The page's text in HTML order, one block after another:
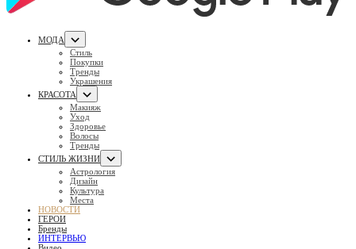
МОДА
Стиль
Покупки
Тренды
Украшения
КРАСОТА
Макияж
Уход
Здоровье
Волосы
Тренды
СТИЛЬ ЖИЗНИ
Астрология
Дизайн
Культура
Места
НОВОСТИ
ГЕРОИ
Бренды
ИНТЕРВЬЮ
Видео